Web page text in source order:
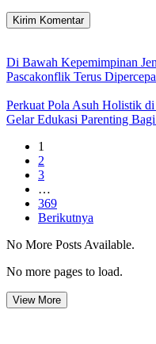
Di Bawah Kepemimpinan
Pascakonflik Terus
Perkuat Pola Asuh Holistik
Gelar Edukasi Parenting
1
2
3
…
369
Berikutnya
No More Posts Available.
No more pages to load.
View More